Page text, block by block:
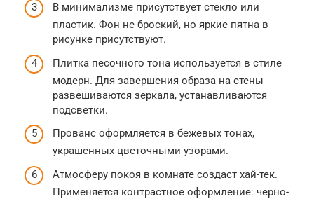
В минимализме присутствует стекло или
пластик. Фон не броский, но яркие пятна в
рисунке присутствуют.
Плитка песочного тона используется в стиле
модерн. Для завершения образа на стены
развешиваются зеркала, устанавливаются
подсветки.
Прованс оформляется в бежевых тонах,
украшенных цветочными узорами.
Атмосферу покоя в комнате создаст хай-тек.
Применяется контрастное оформление: черно-